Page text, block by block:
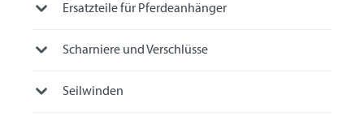
Ersatzteile für Pferdeanhänger
Scharniere und Verschlüsse
Seilwinden